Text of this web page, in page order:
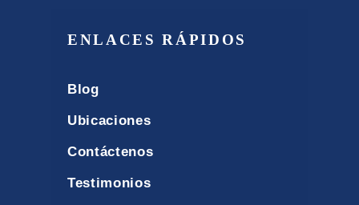
ENLACES RÁPIDOS
Blog
Ubicaciones
Contáctenos
Testimonios